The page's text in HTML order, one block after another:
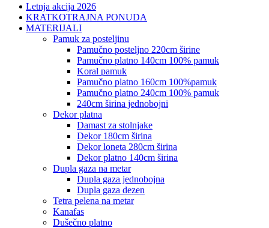
Letnja akcija 2026
KRATKOTRAJNA PONUDA
MATERIJALI
pamuk za posteljinu
pamučno posteljno 220cm širine
pamučno platno 140cm 100% pamuk
koral pamuk
pamučno platno 160cm 100%pamuk
pamučno platno 240cm 100% pamuk
240cm širina jednobojni
dekor platna
damast za stolnjake
dekor 180cm širina
dekor loneta 280cm širina
dekor platno 140cm širina
dupla gaza na metar
dupla gaza jednobojna
dupla gaza dezen
tetra pelena na metar
kanafas
dušečno platno